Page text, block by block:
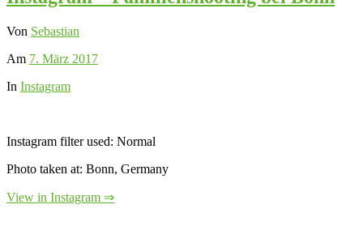
Von Sebastian
Am 7. März 2017
In Instagram
Instagram filter used: Normal
Photo taken at: Bonn, Germany
View in Instagram ⇒